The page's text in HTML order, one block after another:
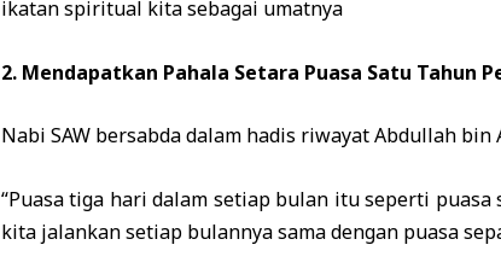
ikatan spiritual kita sebagai umatnya
2. Mendapatkan Pahala Setara Puasa Satu Tahun
Nabi SAW bersabda dalam hadis riwayat Abdullah bin
“Puasa tiga hari dalam setiap bulan itu seperti
kita jalankan setiap bulannya sama dengan puasa